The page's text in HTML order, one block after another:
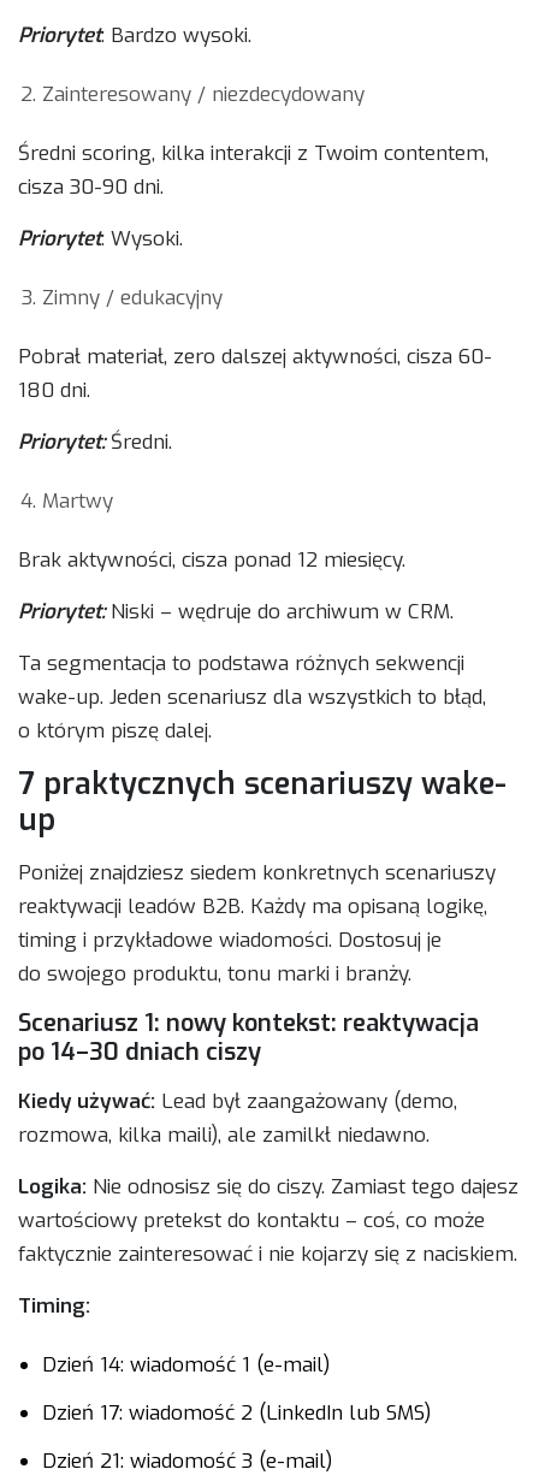
Priorytet: Bardzo wysoki.
Zainteresowany / niezdecydowany
Średni scoring, kilka interakcji z Twoim contentem,
cisza 30-90 dni.
Priorytet: Wysoki.
Zimny / edukacyjny
Pobrał materiał, zero dalszej aktywności, cisza 60-
180 dni.
Priorytet:Średni.
Martwy
Brak aktywności, cisza ponad 12 miesięcy.
Priorytet:Niski – wędruje do archiwum w CRM.
Ta segmentacja to podstawa różnych sekwencji
wake-up. Jeden scenariusz dla wszystkich to błąd,
o którym piszę dalej.
7 praktycznych scenariuszy wake-
up
Poniżej znajdziesz siedem konkretnych scenariuszy
reaktywacji leadów B2B. Każdy ma opisaną logikę,
timing i przykładowe wiadomości. Dostosuj je
do swojego produktu, tonu marki i branży.
Scenariusz 1: nowy kontekst: reaktywacja
po 14–30 dniach ciszy
Kiedy używać: Lead był zaangażowany (demo,
rozmowa, kilka maili), ale zamilkł niedawno.
Logika: Nie odnosisz się do ciszy. Zamiast tego dajesz
wartościowy pretekst do kontaktu – coś, co może
faktycznie zainteresować i nie kojarzy się z naciskiem.
Timing:
Dzień 14: wiadomość 1 (e-mail)
Dzień 17: wiadomość 2 (LinkedIn lub SMS)
Dzień 21: wiadomość 3 (e-mail)